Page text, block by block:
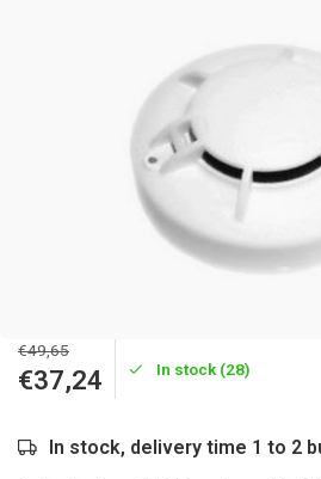
€49,65
€37,24 In stock (28)
In stock, delivery time 1 to 2